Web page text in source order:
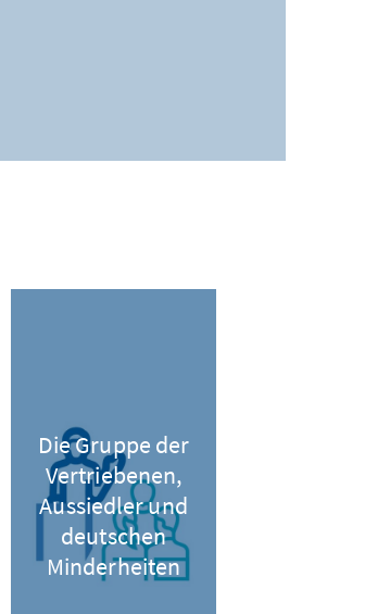
Die Gruppe der
Vertriebenen,
Aussiedler und
deutschen
Minderheiten